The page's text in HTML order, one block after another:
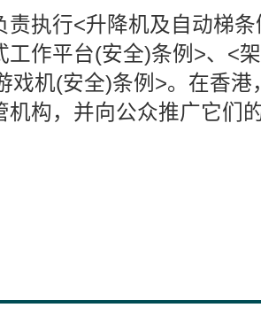
责执行<升降机及自动梯
工作平台(安全)条例>、<
戏机(安全)条例>。在香港
机构，并向公众推广它们